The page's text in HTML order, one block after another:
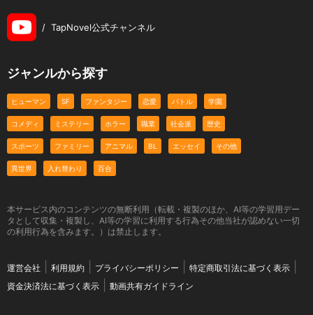
/ TapNovel公式チャンネル
ジャンルから探す
ヒューマン SF ファンタジー 恋愛 バトル 学園
コメディ ミステリー ホラー 職業 社会派 歴史
スポーツ ファミリー アニマル BL エッセイ その他
異世界 入れ替わり 百合
本サービス内のコンテンツの無断利用（転載・複製のほか、AI等の学習用デー
タとして収集・複製し、AI等の学習に利用する行為その他当社が認めない一切
の利用行為を含みます。）は禁止します。
運営会社 利用規約 プライバシーポリシー
特定商取引法に基づく表示
資金決済法に基づく表示
動画共有ガイドライン